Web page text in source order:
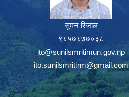
सुमन रिजाल
९८५७८७७०३८
ito@sunilsmritimun.gov.np
ito.sunilsmritirm@gmail.com